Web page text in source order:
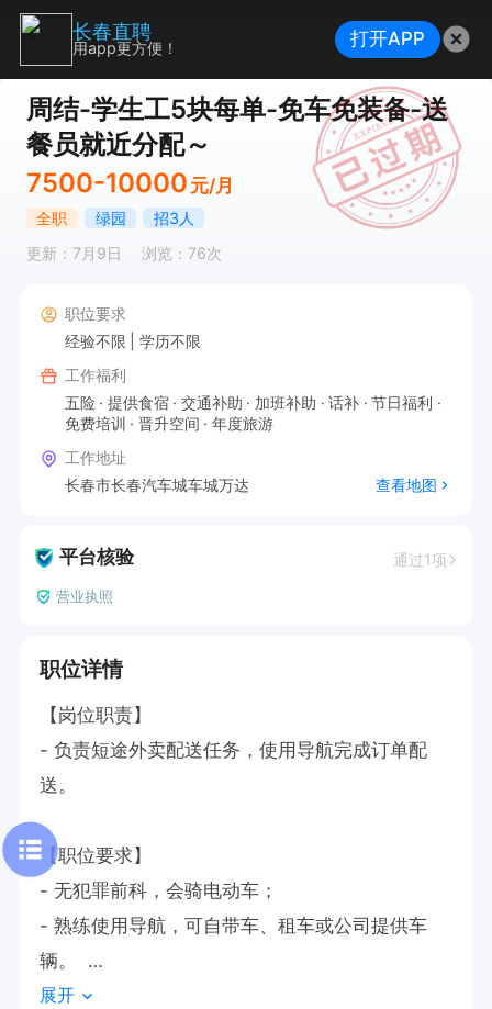
周结-学生工5块每单-免车免装备-送
餐员就近分配～
7500-10000 元/月
全职 绿园
招3人
更新：7月9日
浏览：76次
职位要求
经验不限
学历不限
工作福利
五险
提供食宿 交通补助 加班补助 话补
节日福利
免费培训
晋升空间
年度旅游
工作地址
长春市长春汽车城车城万达
查看地图
平台核验 通过1项
营业执照
职位详情
【岗位职责】
- 负责短途外卖配送任务，使用导航完成订单配
送。
【职位要求】
- 无犯罪前科，会骑电动车；
- 熟练使用导航，可自带车、租车或公司提供车
辆。
展开
长春直聘
用app更方便！ 打开APP